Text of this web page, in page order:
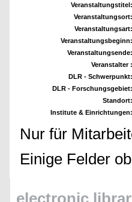
Veranstaltungstitel:
Veranstaltungsort:
Veranstaltungsart:
Veranstaltungsbeginn:
Veranstaltungsende:
Veranstalter :
DLR - Schwerpunkt:
DLR - Forschungsgebiet:
Standort:
Institute & Einrichtungen:
Nur für
Einige Felder
electronic